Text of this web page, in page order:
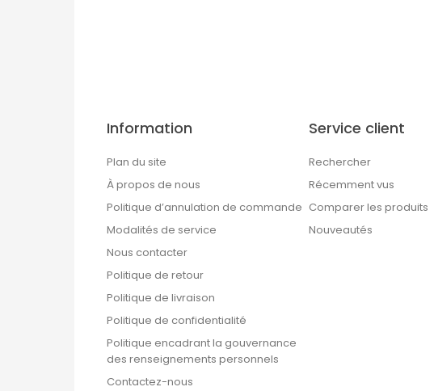
Information
Plan du site
À propos de nous
Politique d’annulation de commande
Modalités de service
Nous contacter
Politique de retour
Politique de livraison
Politique de confidentialité
Politique encadrant la gouvernance
des renseignements personnels
Contactez-nous
Service client
Rechercher
Récemment vus
Comparer les produits
Nouveautés